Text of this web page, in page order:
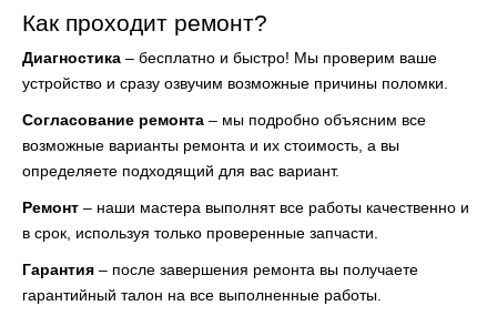
Как проходит ремонт?
Диагностика – бесплатно и быстро! Мы проверим ваше
устройство и сразу озвучим возможные причины поломки.
Согласование ремонта – мы подробно объясним все
возможные варианты ремонта и их стоимость, а вы
определяете подходящий для вас вариант.
Ремонт – наши мастера выполнят все работы качественно и
в срок, используя только проверенные запчасти.
Гарантия – после завершения ремонта вы получаете
гарантийный талон на все выполненные работы.